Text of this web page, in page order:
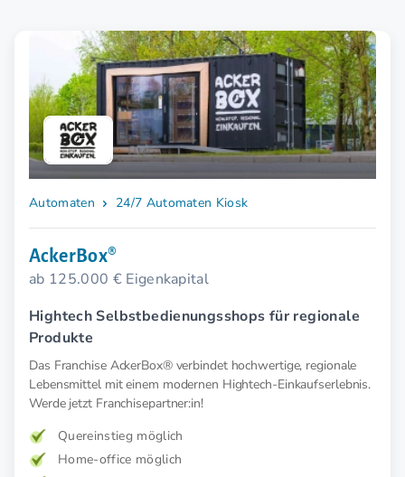
Automaten 24/7 Automaten Kiosk
AckerBox®
ab 125.000 € Eigenkapital
Hightech Selbstbedienungsshops für regionale
Produkte
Das Franchise AckerBox® verbindet hochwertige, regionale
Lebensmittel mit einem modernen Hightech-Einkaufserlebnis.
Werde jetzt Franchisepartner:in!
Quereinstieg möglich
Home-office möglich